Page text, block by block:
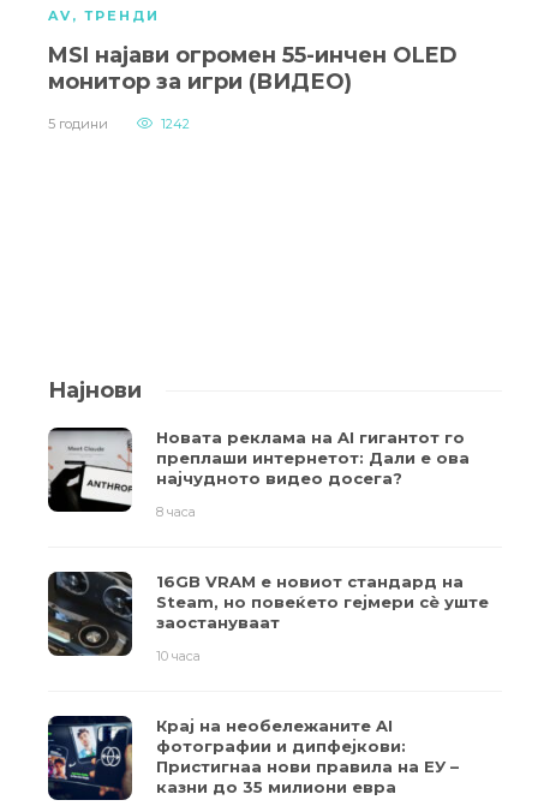
AV , ТРЕНДИ
MSI најави огромен 55-инчен OLED
монитор за игри (ВИДЕО)
5 години 1242
Најнови
Новата реклама на AI гигантот го
преплаши интернетот: Дали е ова
најчудното видео досега?
8 часа
16GB VRAM е новиот стандард на
Steam, но повеќето гејмери ​​сè уште
заостануваат
10 часа
Крај на необележаните AI
фотографии и дипфејкови:
Пристигнаа нови правила на ЕУ –
казни до 35 милиони евра